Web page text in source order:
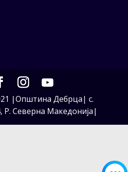
|Општина Дебрца| с.
Р. Северна Македонија|